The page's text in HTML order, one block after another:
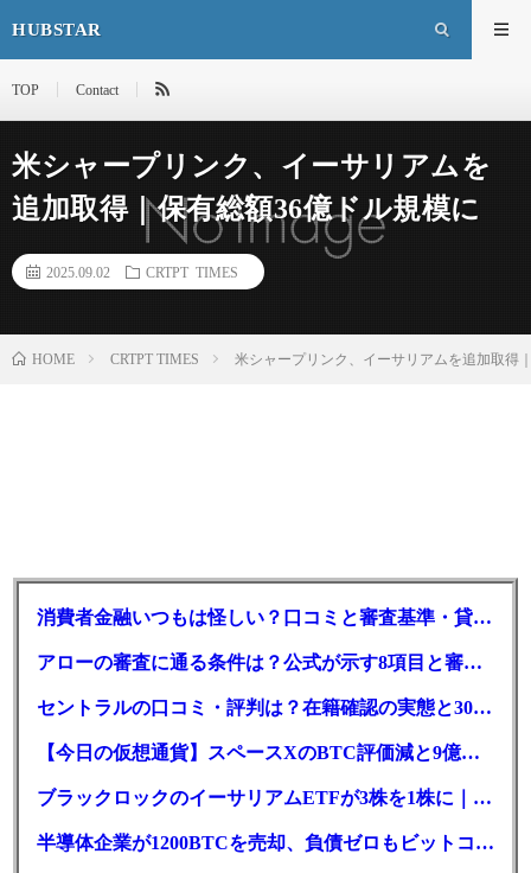
HUBSTAR
TOP Contact
米シャープリンク、イーサリアムを
追加取得｜保有総額36億ドル規模に
2025.09.02 CRTPT TIMES
HOME CRTPT TIMES 米シャープリンク、イーサリアムを追加取得
消費者金融いつもは怪しい？口コミと審査基準・貸付条件を調査
アローの審査に通る条件は？公式が示す8項目と審査時間
セントラルの口コミ・評判は？在籍確認の実態と30日金利0円の落とし穴
【今日の仮想通貨】スペースXのBTC評価減と9億株の解禁。208億円相当のBTCが盗難
ブラックロックのイーサリアムETFが3株を1株に｜年初来37%安
半導体企業が1200BTCを売却、負債ゼロもビットコイン戦略は後退